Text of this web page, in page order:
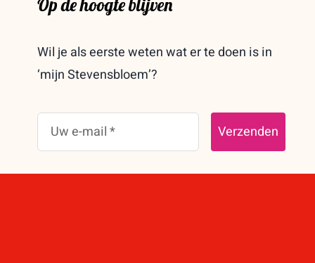
Op de hoogte blijven
Wil je als eerste weten wat er te doen is in
‘mijn Stevensbloem’?
Verzenden